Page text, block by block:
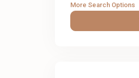
More Search Options